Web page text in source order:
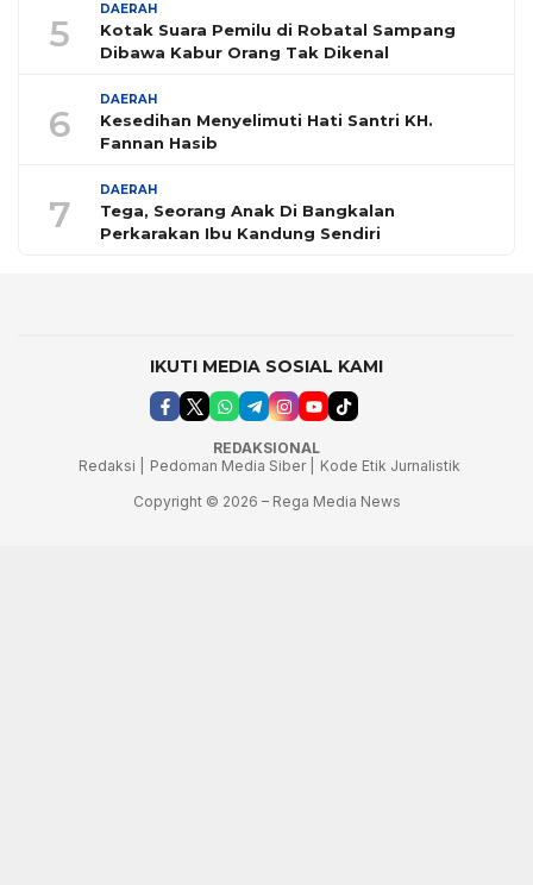
5
DAERAH
Kotak Suara Pemilu di Robatal Sampang
Dibawa Kabur Orang Tak Dikenal
6
DAERAH
Kesedihan Menyelimuti Hati Santri KH.
Fannan Hasib
7
DAERAH
Tega, Seorang Anak Di Bangkalan
Perkarakan Ibu Kandung Sendiri
IKUTI MEDIA SOSIAL KAMI
REDAKSIONAL
Redaksi |
Pedoman Media Siber |
Kode Etik Jurnalistik
Copyright © 2026 – Rega Media News